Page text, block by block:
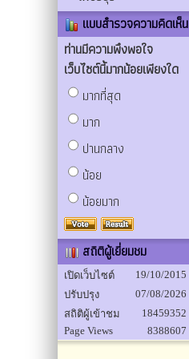
แบบสำรวจความคิดเห็น
ท่านมีความพึงพอใจ
เว็บไซต์นี้มากน้อยเพียงใด
มากที่สุด
มาก
ปานกลาง
น้อย
น้อยมาก
สถิติผู้เยี่ยมชม
เปิดเว็บไซต์
19/10/2015
ปรับปรุง
07/08/2026
สถิติผู้เข้าชม
18459352
Page Views
8388607